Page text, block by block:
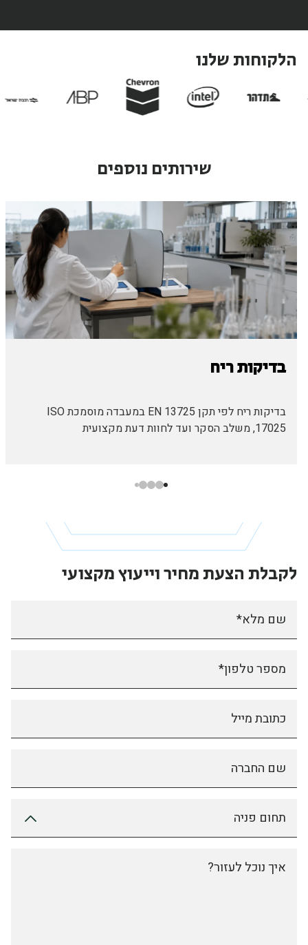
הלקוחות שלנו
שירותים נוספים
בדיקות ריח
בדיקות ריח לפי תקן EN 13725 במעבדה מוסמכת ISO
17025, משלב הסקר ועד לחוות דעת מקצועית
לקבלת הצעת מחירוייעוץ מקצועי
שם מלא*
מספר טלפון*
כתובת מייל
שם החברה
תחום פניה
איך נוכל לעזור?